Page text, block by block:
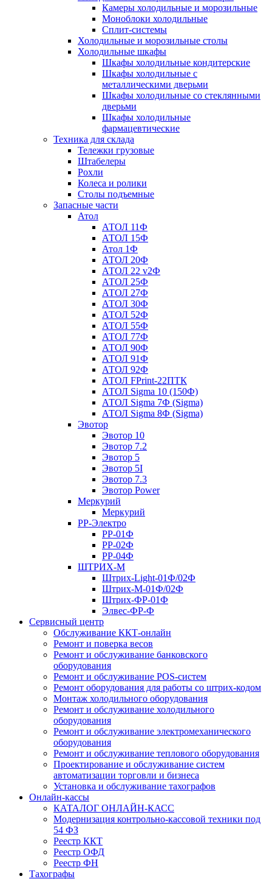
Камеры холодильные и морозильные
Моноблоки холодильные
Сплит-системы
Холодильные и морозильные столы
Холодильные шкафы
Шкафы холодильные кондитерские
Шкафы холодильные с
металлическими дверьми
Шкафы холодильные со стеклянными
дверьми
Шкафы холодильные
фармацевтические
Техника для склада
Тележки грузовые
Штабелеры
Рохли
Колеса и ролики
Столы подъемные
Запасные части
Атол
АТОЛ 11Ф
АТОЛ 15Ф
Атол 1Ф
АТОЛ 20Ф
АТОЛ 22 v2Ф
АТОЛ 25Ф
АТОЛ 27Ф
АТОЛ 30Ф
АТОЛ 52Ф
АТОЛ 55Ф
АТОЛ 77Ф
АТОЛ 90Ф
АТОЛ 91Ф
АТОЛ 92Ф
АТОЛ FPrint-22ПТК
АТОЛ Sigma 10 (150Ф)
АТОЛ Sigma 7Ф (Sigma)
АТОЛ Sigma 8Ф (Sigma)
Эвотор
Эвотор 10
Эвотор 7.2
Эвотор 5
Эвотор 5I
Эвотор 7.3
Эвотор Power
Меркурий
Меркурий
РР-Электро
РР-01Ф
РР-02Ф
РР-04Ф
ШТРИХ-М
Штрих-Light-01Ф/02Ф
Штрих-М-01Ф/02Ф
Штрих-ФР-01Ф
Элвес-ФР-Ф
Сервисный центр
Обслуживание ККТ-онлайн
Ремонт и поверка весов
Ремонт и обслуживание банковского
оборудования
Ремонт и обслуживание POS-систем
Ремонт оборудования для работы со штрих-кодом
Монтаж холодильного оборудования
Ремонт и обслуживание холодильного
оборудования
Ремонт и обслуживание электромеханического
оборудования
Ремонт и обслуживание теплового оборудования
Проектирование и обслуживание систем
автоматизации торговли и бизнеса
Установка и обслуживание тахографов
Онлайн-кассы
КАТАЛОГ ОНЛАЙН-КАСС
Модернизация контрольно-кассовой техники под
54 ФЗ
Реестр ККТ
Реестр ОФД
Реестр ФН
Тахографы